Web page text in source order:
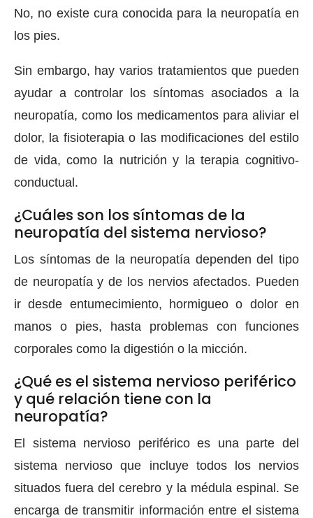
No, no existe cura conocida para la neuropatía en
los pies.
Sin embargo, hay varios tratamientos que pueden
ayudar a controlar los síntomas asociados a la
neuropatía, como los medicamentos para aliviar el
dolor, la fisioterapia o las modificaciones del estilo
de vida, como la nutrición y la terapia cognitivo-
conductual.
¿Cuáles son los síntomas de la
neuropatía del sistema nervioso?
Los síntomas de la neuropatía dependen del tipo
de neuropatía y de los nervios afectados. Pueden
ir desde entumecimiento, hormigueo o dolor en
manos o pies, hasta problemas con funciones
corporales como la digestión o la micción.
¿Qué es el sistema nervioso periférico
y qué relación tiene con la
neuropatía?
El sistema nervioso periférico es una parte del
sistema nervioso que incluye todos los nervios
situados fuera del cerebro y la médula espinal. Se
encarga de transmitir información entre el sistema